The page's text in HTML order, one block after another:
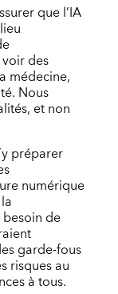
que l’IA
des
médecine,
Nous
et non
préparer
numérique
de
garde-fous
risques au
à tous.